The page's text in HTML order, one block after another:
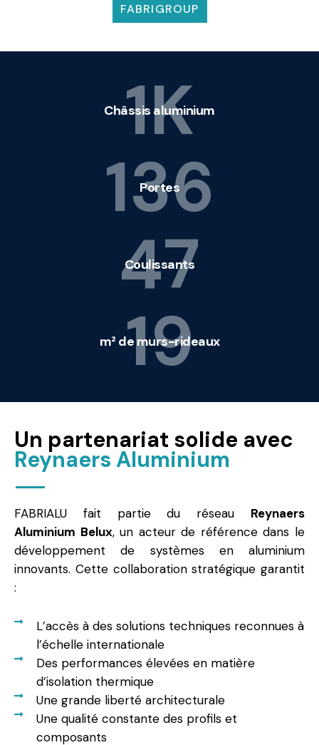
FABRIGROUP
1K
Châssis aluminium
136
Portes
47
Coulissants
19
m² de murs-rideaux
Un partenariat solide avec
Reynaers Aluminium
FABRIALU fait partie du réseau Reynaers
Aluminium Belux, un acteur de référence dans le
développement de systèmes en aluminium
innovants. Cette collaboration stratégique garantit
:
L’accès à des solutions techniques reconnues à
l’échelle internationale
Des performances élevées en matière
d’isolation thermique
Une grande liberté architecturale
Une qualité constante des profils et
composants